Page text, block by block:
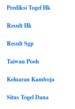
Prediksi Togel Hk
Result Hk
Result Sgp
Taiwan Pools
Keluaran Kamboja
Situs Togel Dana